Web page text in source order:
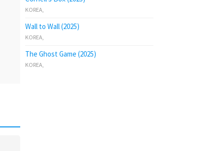
KOREA,
Wall to Wall (2025)
KOREA,
The Ghost Game (2025)
KOREA,